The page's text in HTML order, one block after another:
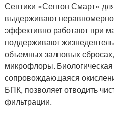
Септики «Септон Смарт»
выдерживают
эффективно работают при
поддерживают
объемных залповых
микрофлоры. Биологическая
сопровождающаяся
БПК, позволяет отводить
фильтрации.